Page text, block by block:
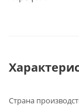
Страна